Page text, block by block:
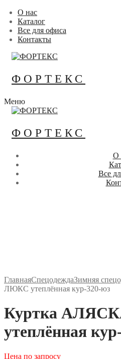
Перейти
содержимому
Меню
Закрыть
О нас
Каталог
Все для офиса
Контакты
ФОРТЕКС
Меню
ФОРТЕКС
О
Все
ГлавнаяСпецодеждаЗимняя
ЛЮКС утеплённая кур-320-юз
Куртка
утеплённая
Цена по запросу